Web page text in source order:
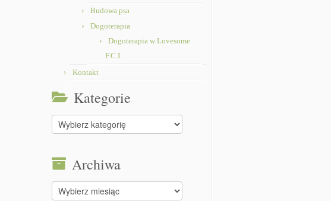
Budowa psa
Dogoterapia
Dogoterapia w Lovesome
F.C.I.
Kontakt
Kategorie
Kategorie
Archiwa
Archiwa